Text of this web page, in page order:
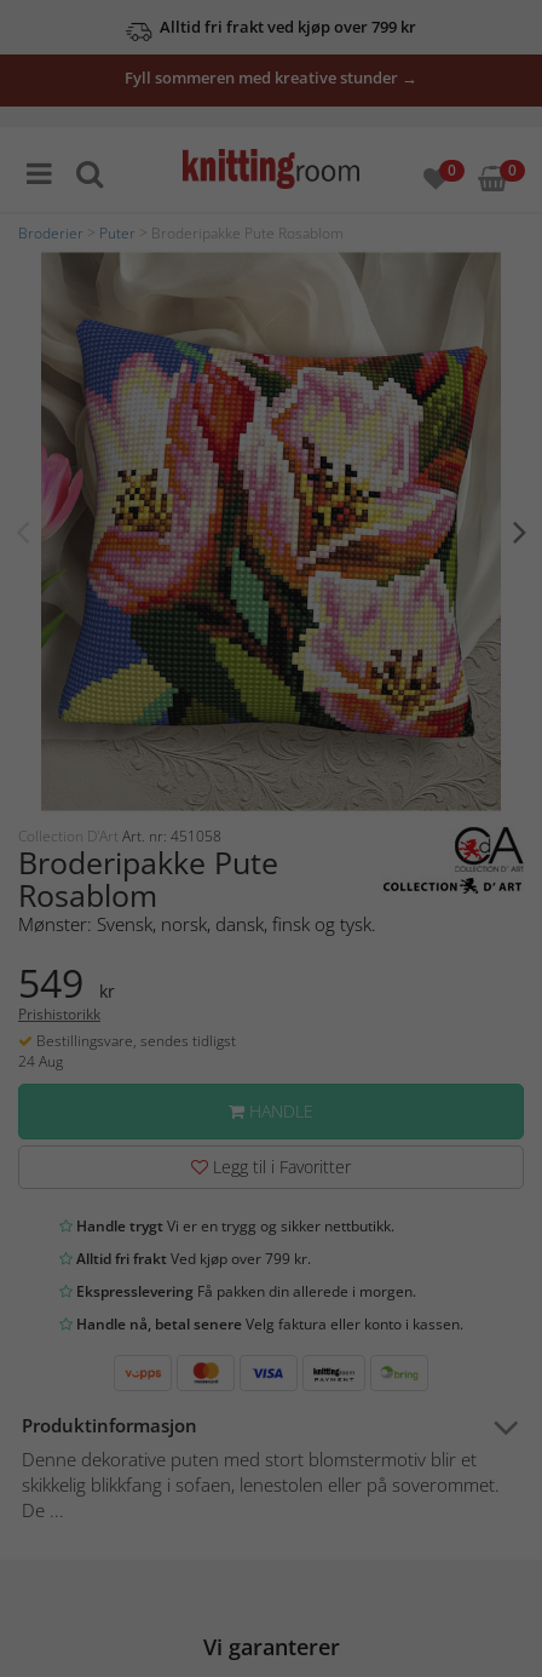
Alltid fri frakt ved kjøp over 799 kr
Fyll sommeren med kreative stunder →
0 0
Broderier Puter > Broderipakke Pute Rosablom
Collection D'Art Art. nr: 451058
Broderipakke Pute
Rosablom
Mønster: Svensk, norsk, dansk, finsk og tysk.
549 kr
Prishistorikk
Bestillingsvare, sendes tidligst
24 Aug
HANDLE
Legg til i Favoritter
Handle trygtVi er en trygg og sikker nettbutikk.
Alltid fri fraktVed kjøp over 799 kr.
Ekspresslevering Få pakken din allerede i morgen.
Handle nå, betal senereVelg faktura eller konto i kassen.
Produktinformasjon
Denne dekorative puten med stort blomstermotiv blir et
skikkelig blikkfang i sofaen, lenestolen eller på soverommet.
De ...
Vi garanterer